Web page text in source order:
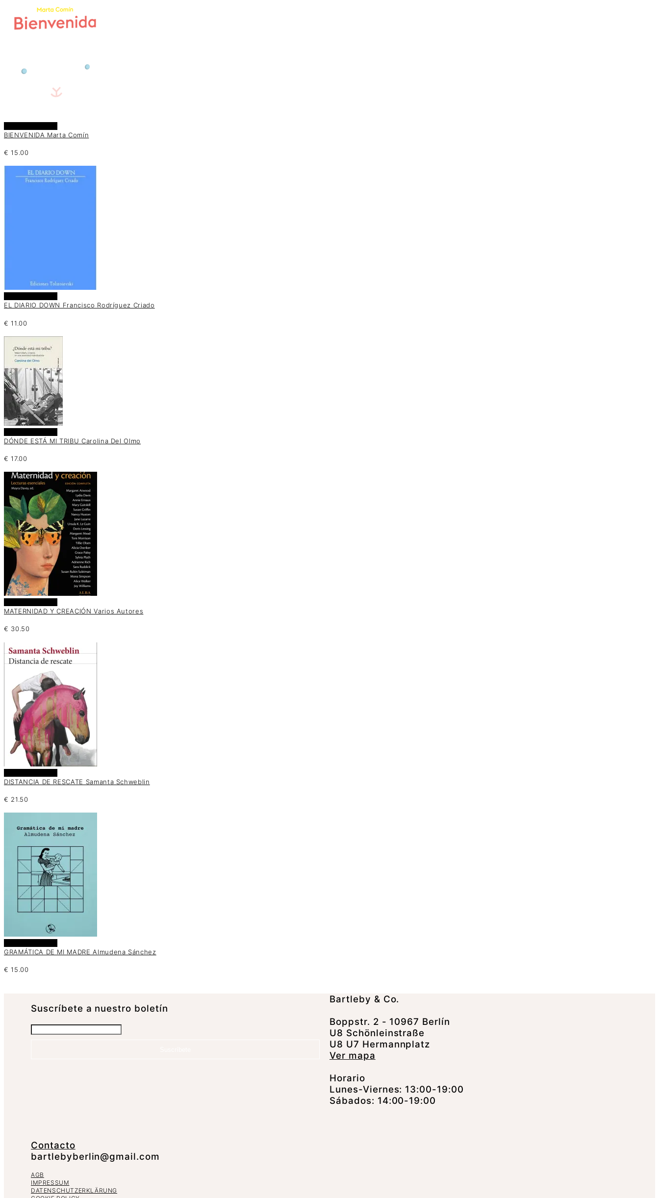
BIENVENIDA Marta Comín
€ 15.00
EL DIARIO DOWN Francisco Rodríguez Criado
€ 11.00
DÓNDE ESTÁ MI TRIBU Carolina Del Olmo
€ 17.00
MATERNIDAD Y CREACIÓN Varios Autores
€ 30.50
DISTANCIA DE RESCATE Samanta Schweblin
€ 21.50
GRAMÁTICA DE MI MADRE Almudena Sánchez
€ 15.00
Suscrí­bete a nuestro boletín
Bartleby & Co.
Boppstr. 2 - 10967 Berlín
U8 Schönleinstraße
U8 U7 Hermannplatz
Ver mapa
Horario
Lunes-Viernes: 13:00-19:00
Sábados: 14:00-19:00
Contacto
bartlebyberlin@gmail.com
AGB
IMPRESSUM
DATENSCHUTZERKLÄRUNG